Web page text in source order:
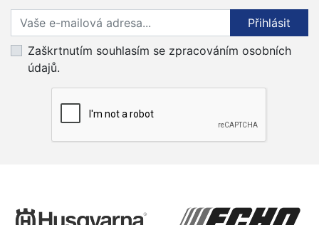
Přihlaste se k odběru novinek
Přihlásit
Zaškrtnutím souhlasím se zpracováním osobních
údajů.